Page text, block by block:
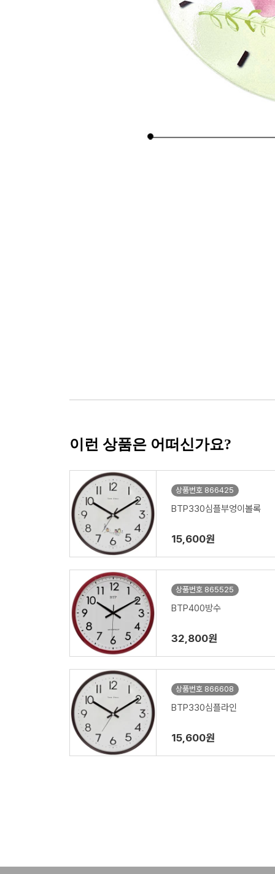
이런 상품은 어떠신가요?
상품번호 866425
BTP330심플부엉이볼록
15,600원
상품번호 865525
BTP400방수
32,800원
상품번호 866608
BTP330심플라인
15,600원